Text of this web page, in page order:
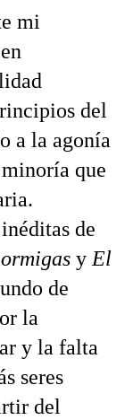
mi
del
a la agonía
que
de
y El
de
la
y la falta
seres
del